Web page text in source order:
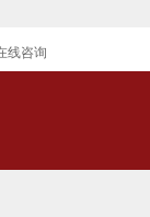
线咨询